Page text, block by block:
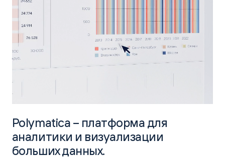
Polymatica – платформа для
аналитики и визуализации
больших данных.